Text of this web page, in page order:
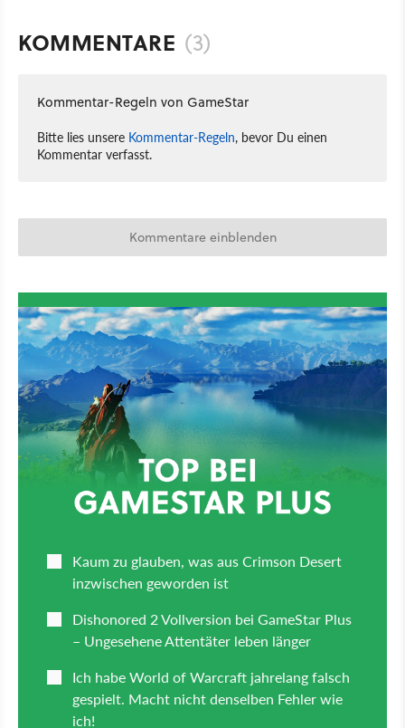
KOMMENTARE (3)
Kommentar-Regeln von GameStar
Bitte lies unsere Kommentar-Regeln, bevor Du einen
Kommentar verfasst.
Kommentare einblenden